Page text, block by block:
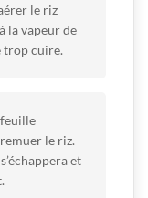
le riz
la vapeur de
trop cuire.
feuille
le riz.
et